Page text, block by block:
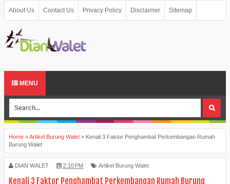
About Us Contact Us Privacy Policy Disclaimer Sitemap
MENU
Home »Artikel Burung Walet » Kenali 3 Faktor Penghambat Perkembangan Rumah
Burung Walet
DIAN WALET 2:10 PM Artikel Burung Walet
Kenali 3 Faktor Penghambat Perkembangan Rumah Burung